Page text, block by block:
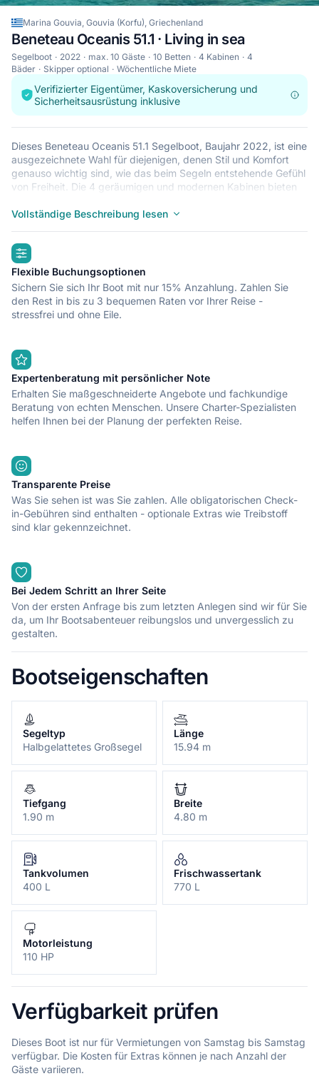
Marina Gouvia, Gouvia (Korfu), Griechenland
Beneteau Oceanis 51.1 · Living in sea
Segelboot 2022 max. 10 Gäste 10 Betten 4 Kabinen
4
Bäder
Skipper optional Wöchentliche Miete
Verifizierter Eigentümer, Kaskoversicherung und
Sicherheitsausrüstung inklusive
Dieses Beneteau Oceanis 51.1 Segelboot, Baujahr 2022, ist eine
ausgezeichnete Wahl für diejenigen, denen Stil und Komfort
genauso wichtig sind, wie das beim Segeln entstehende Gefühl
von Freiheit. Die 4 geräumigen und modernen Kabinen bieten
den Wellen zu lauschen. Dieses Segelboot bietet Platz für bis
Freundinnen/Freunden und Familie zu segeln. Die Beneteau
Oceanis 51.1 liegt in Marina Gouvia, Gouvia (Korfu): ein guter
Startpunkt, um von dort Griechenland mit dem Boot zu
erkunden. Nun entscheiden Sie, was Sie noch aufhält – dieses
Boot sicherlich nicht!
Vollständige Beschreibung lesen
highlights
Flexible Buchungsoptionen
Sichern Sie sich Ihr Boot mit nur 15% Anzahlung. Zahlen Sie
den Rest in bis zu 3 bequemen Raten vor Ihrer Reise -
stressfrei und ohne Eile.
Expertenberatung mit persönlicher Note
Erhalten Sie maßgeschneiderte Angebote und fachkundige
Beratung von echten Menschen. Unsere Charter-Spezialisten
helfen Ihnen bei der Planung der perfekten Reise.
Transparente Preise
Was Sie sehen ist was Sie zahlen. Alle obligatorischen Check-
in-Gebühren sind enthalten - optionale Extras wie Treibstoff
sind klar gekennzeichnet.
Bei Jedem Schritt an Ihrer Seite
Von der ersten Anfrage bis zum letzten Anlegen sind wir für Sie
da, um Ihr Bootsabenteuer reibungslos und unvergesslich zu
gestalten.
Bootseigenschaften
Segeltyp
Halbgelattetes Großsegel
Länge
15.94 m
Tiefgang
1.90 m
Breite
4.80 m
Tankvolumen
400 L
Frischwassertank
770 L
Motorleistung
110 HP
Verfügbarkeit prüfen
Dieses Boot ist nur für Vermietungen von Samstag bis Samstag
verfügbar. Die Kosten für Extras können je nach Anzahl der
Gäste variieren.